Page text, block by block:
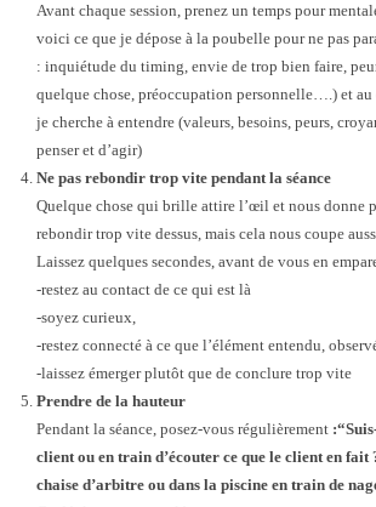
Avant chaque session, prenez un temps pour
voici ce que je dépose à la poubelle pour ne pas
: inquiétude du timing, envie de trop bien faire,
quelque chose, préoccupation personnelle….) et
je cherche à entendre (valeurs, besoins, peurs,
penser et d’agir)
Ne pas rebondir trop vite pendant la séance
Quelque chose qui brille attire l’œil et nous donne
rebondir trop vite dessus, mais cela nous coupe
Laissez quelques secondes, avant de vous en
-restez au contact de ce qui est là
-soyez curieux,
-restez connecté à ce que l’élément entendu,
-laissez émerger plutôt que de conclure trop vite
Prendre de la hauteur
Pendant la séance, posez-vous régulièrement
client ou en train d’écouter ce que le client en fait
chaise d’arbitre ou dans la piscine en train de